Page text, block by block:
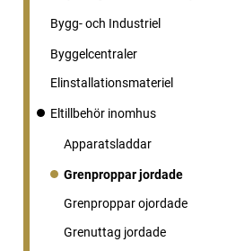
Bygg- och Industriel
Byggelcentraler
Elinstallationsmateriel
Eltillbehör inomhus
Apparatsladdar
Grenproppar jordade
Grenproppar ojordade
Grenuttag jordade